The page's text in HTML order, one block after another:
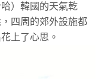
）韓國的天氣乾
四周的郊外設施都
上了心思。